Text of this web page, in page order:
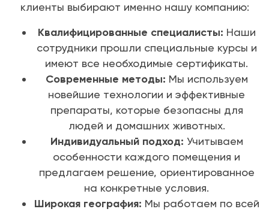
клиенты выбирают именно нашу компанию:
Квалифицированные специалисты: Наши
сотрудники прошли специальные курсы и
имеют все необходимые сертификаты.
Современные методы: Мы используем
новейшие технологии и эффективные
препараты, которые безопасны для
людей и домашних животных.
Индивидуальный подход: Учитываем
особенности каждого помещения и
предлагаем решение, ориентированное
на конкретные условия.
Широкая география: Мы работаем по всей